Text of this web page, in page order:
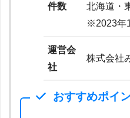
件数
北海道・
※2023年
運営会
社
株式会社
おすすめポイ